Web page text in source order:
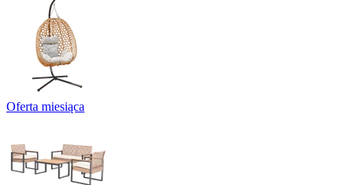
Oferta miesiąca